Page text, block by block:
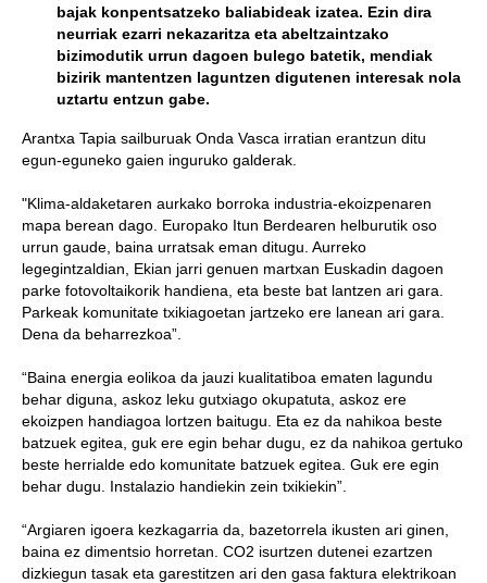
bajak konpentsatzeko baliabideak izatea. Ezin dira
neurriak ezarri nekazaritza eta abeltzaintzako
bizimodutik urrun dagoen bulego batetik, mendiak
bizirik mantentzen laguntzen digutenen interesak nola
uztartu entzun gabe.
Arantxa Tapia sailburuak Onda Vasca irratian erantzun ditu
egun-eguneko gaien inguruko galderak.
"Klima-aldaketaren aurkako borroka industria-ekoizpenaren
mapa berean dago. Europako Itun Berdearen helburutik oso
urrun gaude, baina urratsak eman ditugu. Aurreko
legegintzaldian, Ekian jarri genuen martxan Euskadin dagoen
parke fotovoltaikorik handiena, eta beste bat lantzen ari gara.
Parkeak komunitate txikiagoetan jartzeko ere lanean ari gara.
Dena da beharrezkoa”.
“Baina energia eolikoa da jauzi kualitatiboa ematen lagundu
behar diguna, askoz leku gutxiago okupatuta, askoz ere
ekoizpen handiagoa lortzen baitugu. Eta ez da nahikoa beste
batzuek egitea, guk ere egin behar dugu, ez da nahikoa gertuko
beste herrialde edo komunitate batzuek egitea. Guk ere egin
behar dugu. Instalazio handiekin zein txikiekin”.
“Argiaren igoera kezkagarria da, bazetorrela ikusten ari ginen,
baina ez dimentsio horretan. CO2 isurtzen dutenei ezartzen
dizkiegun tasak eta garestitzen ari den gasa faktura elektrikoan